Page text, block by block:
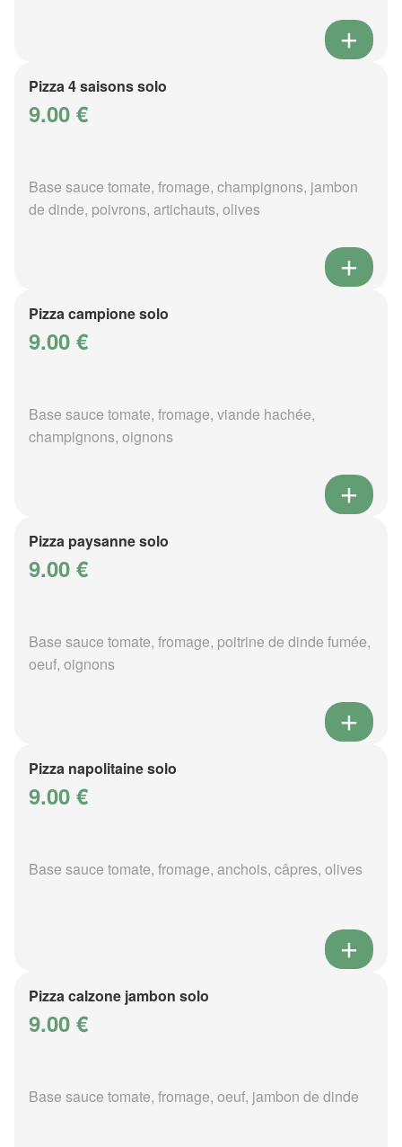
Pizza 4 saisons solo
9.00 €
Base sauce tomate, fromage, champignons, jambon
de dinde, poivrons, artichauts, olives
Pizza campione solo
9.00 €
Base sauce tomate, fromage, viande hachée,
champignons, oignons
Pizza paysanne solo
9.00 €
Base sauce tomate, fromage, poitrine de dinde fumée,
oeuf, oignons
Pizza napolitaine solo
9.00 €
Base sauce tomate, fromage, anchois, câpres, olives
Pizza calzone jambon solo
9.00 €
Base sauce tomate, fromage, oeuf, jambon de dinde